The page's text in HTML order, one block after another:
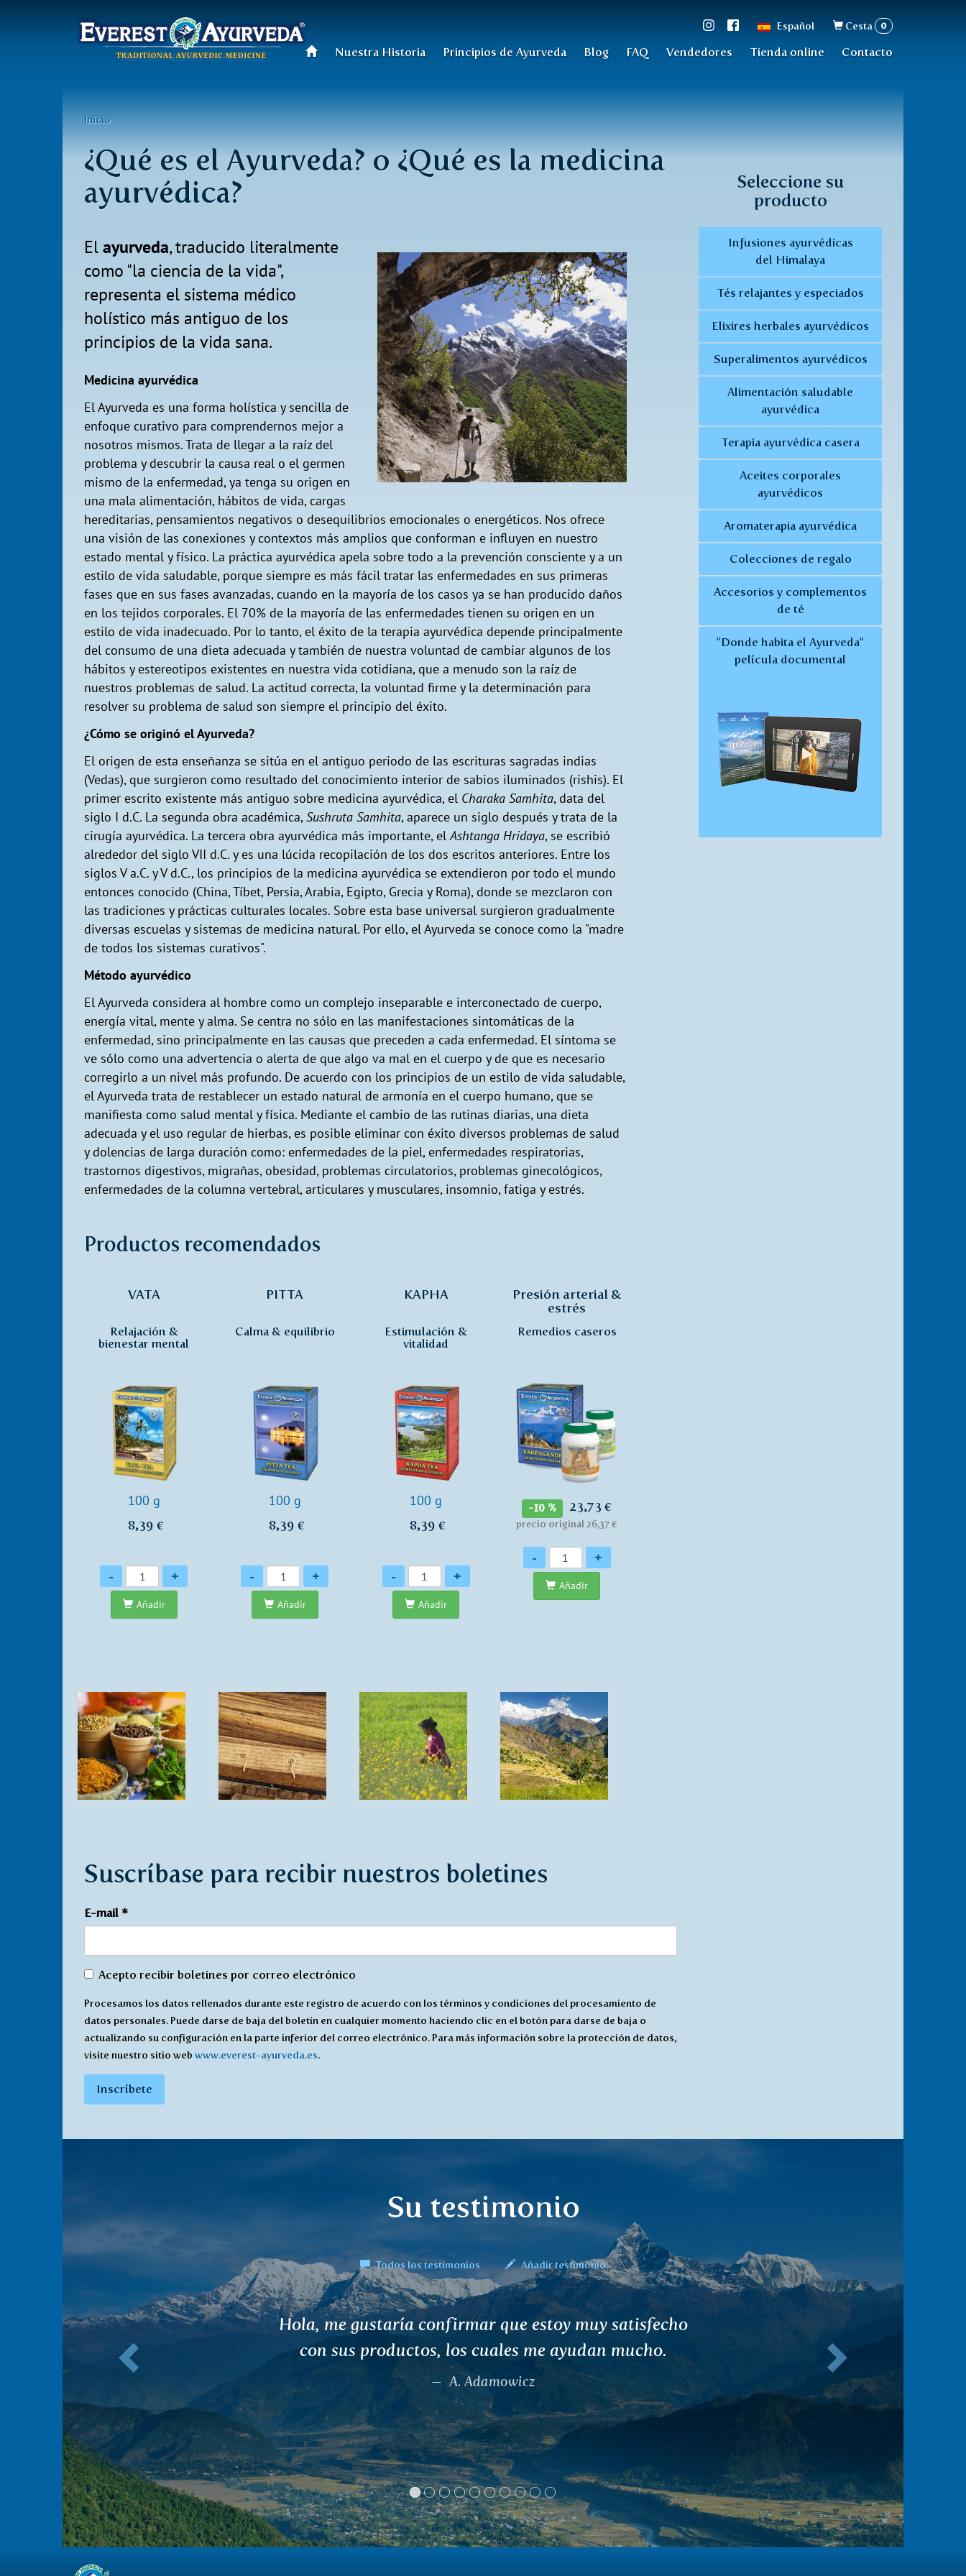
Español
Formulario
de
búsqueda
Cesta 0
Menú
principal
Nuestra Historia Principios de Ayurveda Blog FAQ Vendedores Tienda online Contacto
Usted
está
aquí
Inicio
¿Qué es el Ayurveda? o ¿Qué es la medicina
ayurvédica?
Elayurveda, traducido literalmente
como "la ciencia de la vida",
representa el sistema médico
holístico más antiguo de los
principios de la vida sana.
Medicina ayurvédica
El Ayurveda es una forma holística y sencilla de
enfoque curativo para comprendernos mejor a
nosotros mismos. Trata de llegar a la raíz del
problema y descubrir la causa real o el germen
mismo de la enfermedad, ya tenga su origen en
una mala alimentación, hábitos de vida, cargas
hereditarias, pensamientos negativos o desequilibrios emocionales o energéticos. Nos ofrece
una visión de las conexiones y contextos más amplios que conforman e influyen en nuestro
estado mental y físico. La práctica ayurvédica apela sobre todo a la prevención consciente y a un
estilo de vida saludable, porque siempre es más fácil tratar las enfermedades en sus primeras
fases que en sus fases avanzadas, cuando en la mayoría de los casos ya se han producido daños
en los tejidos corporales. El 70% de la mayoría de las enfermedades tienen su origen en un
estilo de vida inadecuado. Por lo tanto, el éxito de la terapia ayurvédica depende principalmente
del consumo de una dieta adecuada y también de nuestra voluntad de cambiar algunos de los
hábitos y estereotipos existentes en nuestra vida cotidiana, que a menudo son la raíz de
nuestros problemas de salud. La actitud correcta, la voluntad firme y la determinación para
resolver su problema de salud son siempre el principio del éxito.
¿Cómo se originó el Ayurveda?
El origen de esta enseñanza se sitúa en el antiguo periodo de las escrituras sagradas indias
(Vedas), que surgieron como resultado del conocimiento interior de sabios iluminados (rishis). El
primer escrito existente más antiguo sobre medicina ayurvédica, el Charaka Samhita, data del
siglo I d.C. La segunda obra académica,Sushruta Samhita, aparece un siglo después y trata de la
cirugía ayurvédica. La tercera obra ayurvédica más importante, elAshtanga Hridaya, se escribió
alrededor del siglo VII d.C. y es una lúcida recopilación de los dos escritos anteriores. Entre los
siglos V a.C. y V d.C., los principios de la medicina ayurvédica se extendieron por todo el mundo
entonces conocido (China, Tíbet, Persia, Arabia, Egipto, Grecia y Roma), donde se mezclaron con
las tradiciones y prácticas culturales locales. Sobre esta base universal surgieron gradualmente
diversas escuelas y sistemas de medicina natural. Por ello, el Ayurveda se conoce como la "madre
de todos los sistemas curativos".
Método ayurvédico
El Ayurveda considera al hombre como un complejo inseparable e interconectado de cuerpo,
energía vital, mente y alma. Se centra no sólo en las manifestaciones sintomáticas de la
enfermedad, sino principalmente en las causas que preceden a cada enfermedad. El síntoma se
ve sólo como una advertencia o alerta de que algo va mal en el cuerpo y de que es necesario
corregirlo a un nivel más profundo. De acuerdo con los principios de un estilo de vida saludable,
el Ayurveda trata de restablecer un estado natural de armonía en el cuerpo humano, que se
manifiesta como salud mental y física. Mediante el cambio de las rutinas diarias, una dieta
adecuada y el uso regular de hierbas, es posible eliminar con éxito diversos problemas de salud
y dolencias de larga duración como: enfermedades de la piel, enfermedades respiratorias,
trastornos digestivos, migrañas, obesidad, problemas circulatorios, problemas ginecológicos,
enfermedades de la columna vertebral, articulares y musculares, insomnio, fatiga y estrés.
Productos recomendados
VATA
Relajación &
bienestar mental
100 g
8,39 €
Cantidad
- +
Añadir
PITTA
Calma & equilibrio
100 g
8,39 €
Cantidad
- +
Añadir
KAPHA
Estimulación &
vitalidad
100 g
8,39 €
Cantidad
- +
Añadir
Presión arterial &
estrés
Remedios caseros
-10 % 23,73 €
precio original 26,37 €
Cantidad
- +
Añadir
Suscríbase para recibir nuestros boletines
E-mail *
De
con
recibir
*
Acepto recibir boletines por correo electrónico
Procesamos los datos rellenados durante este registro de acuerdo con los términos y condiciones del procesamiento de
datos personales. Puede darse de baja del boletín en cualquier momento haciendo clic en el botón para darse de baja o
actualizando su configuración en la parte inferior del correo electrónico. Para más información sobre la protección de datos,
visite nuestro sitio web www.everest-ayurveda.es.
Inscríbete
Seleccione su
producto
Infusiones ayurvédicas
del Himalaya
Tés relajantes y especiados
Elixires herbales ayurvédicos
Superalimentos ayurvédicos
Alimentación saludable
ayurvédica
Terapia ayurvédica casera
Aceites corporales
ayurvédicos
Aromaterapia ayurvédica
Colecciones de regalo
Accesorios y complementos
de té
"Donde habita el Ayurveda"
película documental
Su testimonio
Todos los testimonios Añadir testimonio
Gracias al té MEDHIKA, mi lactancia aumentó un
50%. Nada me ayudó antes como este té.
Ingrid
Anterior Siguiente